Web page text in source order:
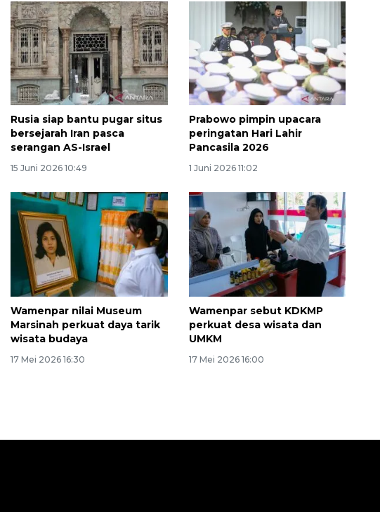
Rusia siap bantu pugar situs
bersejarah Iran pasca
serangan AS-Israel
15 Juni 2026 10:49
Prabowo pimpin upacara
peringatan Hari Lahir
Pancasila 2026
1 Juni 2026 11:02
Wamenpar nilai Museum
Marsinah perkuat daya tarik
wisata budaya
17 Mei 2026 16:30
Wamenpar sebut KDKMP
perkuat desa wisata dan
UMKM
17 Mei 2026 16:00
Waspadai penyakit saat
musim kemarau
2026-08-05 12:00:00